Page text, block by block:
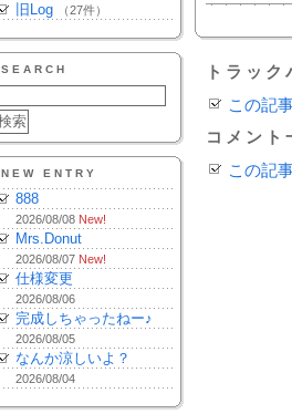
旧Log （27件）
SEARCH
NEW ENTRY
888
2026/08/08 New!
Mrs.Donut
2026/08/07 New!
仕様変更
2026/08/06
完成しちゃったねー♪
2026/08/05
なんか涼しいよ？
2026/08/04
トラッ
この記
コメント
この記